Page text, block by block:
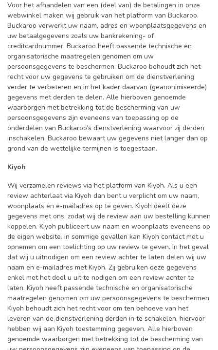
Voor het afhandelen van een (deel van) de betalingen in onze
webwinkel maken wij gebruik van het platform van Buckaroo.
Buckaroo verwerkt uw naam, adres en woonplaatsgegevens en
uw betaalgegevens zoals uw bankrekening- of
creditcardnummer. Buckaroo heeft passende technische en
organisatorische maatregelen genomen om uw
persoonsgegevens te beschermen. Buckaroo behoudt zich het
recht voor uw gegevens te gebruiken om de dienstverlening
verder te verbeteren en in het kader daarvan (geanonimiseerde)
gegevens met derden te delen. Alle hierboven genoemde
waarborgen met betrekking tot de bescherming van uw
persoonsgegevens zijn eveneens van toepassing op de
onderdelen van Buckaroo’s dienstverlening waarvoor zij derden
inschakelen. Buckaroo bewaart uw gegevens niet langer dan op
grond van de wettelijke termijnen is toegestaan.
Kiyoh
Wij verzamelen reviews via het platform van Kiyoh. Als u een
review achterlaat via Kiyoh dan bent u verplicht om uw naam,
woonplaats en e-mailadres op te geven. Kiyoh deelt deze
gegevens met ons, zodat wij de review aan uw bestelling kunnen
koppelen. Kiyoh publiceert uw naam en woonplaats eveneens op
de eigen website. In sommige gevallen kan Kiyoh contact met u
opnemen om een toelichting op uw review te geven. In het geval
dat wij u uitnodigen om een review achter te laten delen wij uw
naam en e-mailadres met Kiyoh. Zij gebruiken deze gegevens
enkel met het doel u uit te nodigen om een review achter te
laten. Kiyoh heeft passende technische en organisatorische
maatregelen genomen om uw persoonsgegevens te beschermen.
Kiyoh behoudt zich het recht voor om ten behoeve van het
leveren van de dienstverlening derden in te schakelen, hiervoor
hebben wij aan Kiyoh toestemming gegeven. Alle hierboven
genoemde waarborgen met betrekking tot de bescherming van